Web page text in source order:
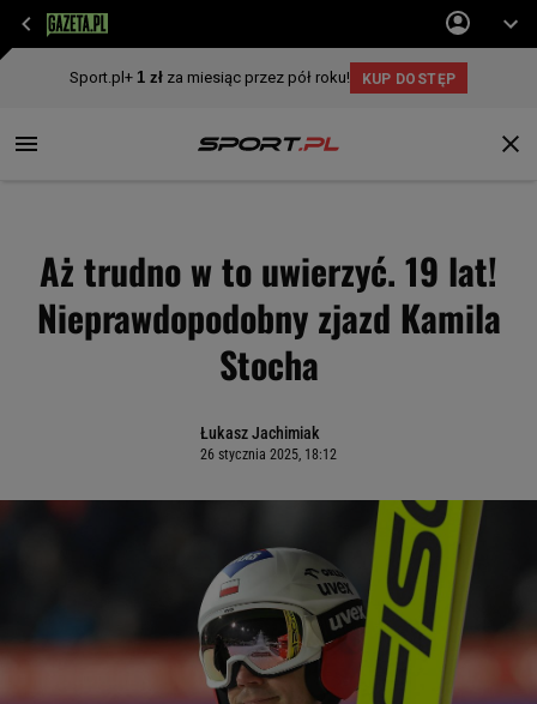
Aż trudno w to uwierzyć. 19 lat!
Nieprawdopodobny zjazd Kamila
Stocha
Łukasz Jachimiak
26 stycznia 2025, 18:12